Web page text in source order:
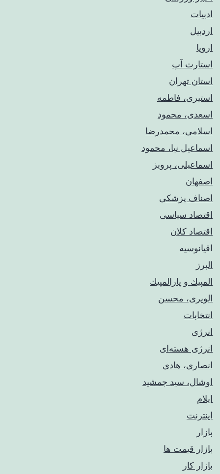
ادبیات
اردبیل
اروپا
استارت آپ
استان تهران
استیری، فاطمه
اسعدی، محمود
اسلامی، محمدرضا
اسماعیل نیا، محمود
اسماعیلی، پرویز
اصفهان
اصناف پزشکی
اقتصاد سیاسی
اقتصاد کلان
اقیانوسیه
البرز
المپيك و پارالمپيك
الویری، محسن
انتخابات
انرژی
انرژی هسته‌ای
انصاری، هادی
اوشال، سید جمشید
ایلام
اینترنت
بازار
بازار قیمت ها
بازار کار